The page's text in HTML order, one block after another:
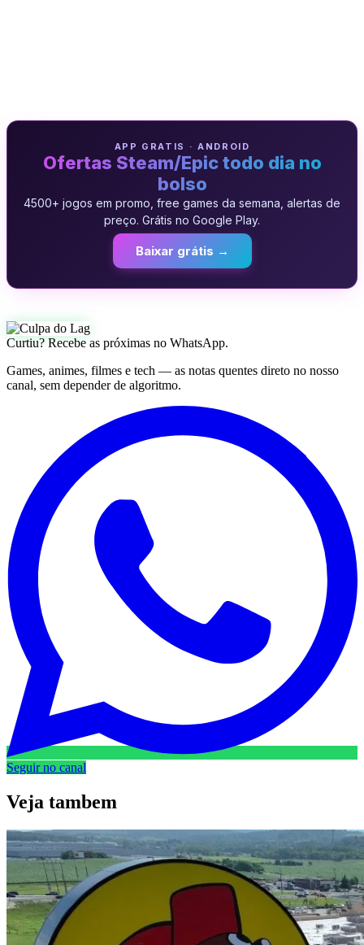
APP GRATIS · ANDROID
Ofertas Steam/Epic todo dia no
bolso
4500+ jogos em promo, free games da semana, alertas de
preço. Grátis no Google Play.
Baixar grátis →
Curtiu? Recebe as próximas no WhatsApp.
Games, animes, filmes e tech — as notas quentes direto no nosso
canal, sem depender de algoritmo.
Seguir no canal
Veja tambem